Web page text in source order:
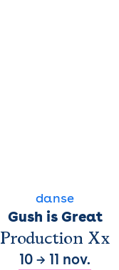
danse
Gush is Great
Production Xx
10 → 11 nov.